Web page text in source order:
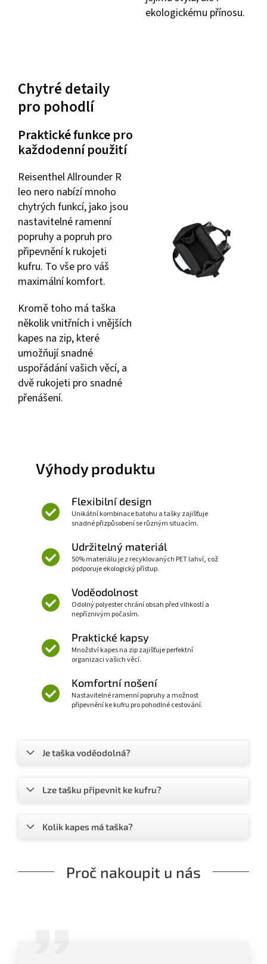
ekologickému přínosu.
Chytré detaily
pro pohodlí
Praktické funkce pro
každodenní použití
Reisenthel Allrounder R
leo nero nabízí mnoho
chytrých funkcí, jako jsou
nastavitelné ramenní
popruhy a popruh pro
připevnění k rukojeti
kufru. To vše pro váš
maximální komfort.
Kromě toho má taška
několik vnitřních i vnějších
kapes na zip, které
umožňují snadné
uspořádání vašich věcí, a
dvě rukojeti pro snadné
přenášení.
Výhody produktu
Flexibilní design
Unikátní kombinace batohu a tašky zajišťuje
snadné přizpůsobení se různým situacím.
Udržitelný materiál
50% materiálu je z recyklovaných PET lahví, což
podporuje ekologický přístup.
Voděodolnost
Odolný polyester chrání obsah před vlhkostí a
nepříznivým počasím.
Praktické kapsy
Množství kapes na zip zajišťuje perfektní
organizaci vašich věcí.
Komfortní nošení
Nastavitelné ramenní popruhy a možnost
připevnění ke kufru pro pohodlné cestování.
Je taška voděodolná?
Lze tašku připevnit ke kufru?
Kolik kapes má taška?
Proč nakoupit u nás